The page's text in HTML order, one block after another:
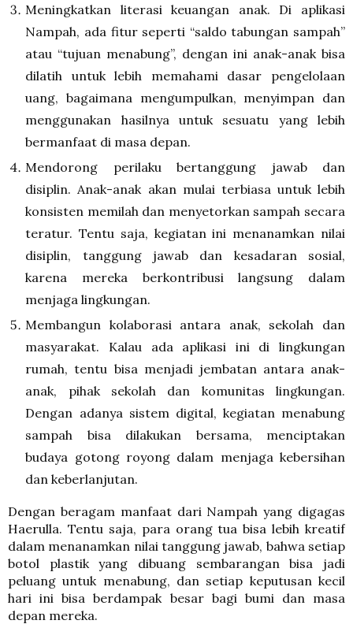
Meningkatkan literasi keuangan anak. Di aplikasi
Nampah, ada fitur seperti “saldo tabungan sampah”
atau “tujuan menabung”, dengan ini anak-anak bisa
dilatih untuk lebih memahami dasar pengelolaan
uang, bagaimana mengumpulkan, menyimpan dan
menggunakan hasilnya untuk sesuatu yang lebih
bermanfaat di masa depan.
Mendorong perilaku bertanggung jawab dan
disiplin. Anak-anak akan mulai terbiasa untuk lebih
konsisten memilah dan menyetorkan sampah secara
teratur. Tentu saja, kegiatan ini menanamkan nilai
disiplin, tanggung jawab dan kesadaran sosial,
karena mereka berkontribusi langsung dalam
menjaga lingkungan.
Membangun kolaborasi antara anak, sekolah dan
masyarakat. Kalau ada aplikasi ini di lingkungan
rumah, tentu bisa menjadi jembatan antara anak-
anak, pihak sekolah dan komunitas lingkungan.
Dengan adanya sistem digital, kegiatan menabung
sampah bisa dilakukan bersama, menciptakan
budaya gotong royong dalam menjaga kebersihan
dan keberlanjutan.
Dengan beragam manfaat dari Nampah yang digagas
Haerulla. Tentu saja, para orang tua bisa lebih kreatif
dalam menanamkan nilai tanggung jawab, bahwa setiap
botol plastik yang dibuang sembarangan bisa jadi
peluang untuk menabung, dan setiap keputusan kecil
hari ini bisa berdampak besar bagi bumi dan masa
depan mereka.